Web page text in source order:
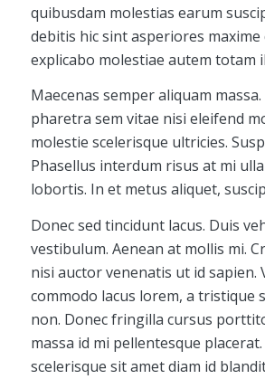
quibusdam molestias earum
debitis hic sint asperiores
explicabo molestiae autem totam
Maecenas semper aliquam
pharetra sem vitae nisi eleifend
molestie scelerisque ultricies.
Phasellus interdum risus at mi
lobortis. In et metus aliquet,
Donec sed tincidunt lacus. Duis
vestibulum. Aenean at mollis mi.
nisi auctor venenatis ut id sapien.
commodo lacus lorem, a tristique
non. Donec fringilla cursus
massa id mi pellentesque
scelerisque sit amet diam id